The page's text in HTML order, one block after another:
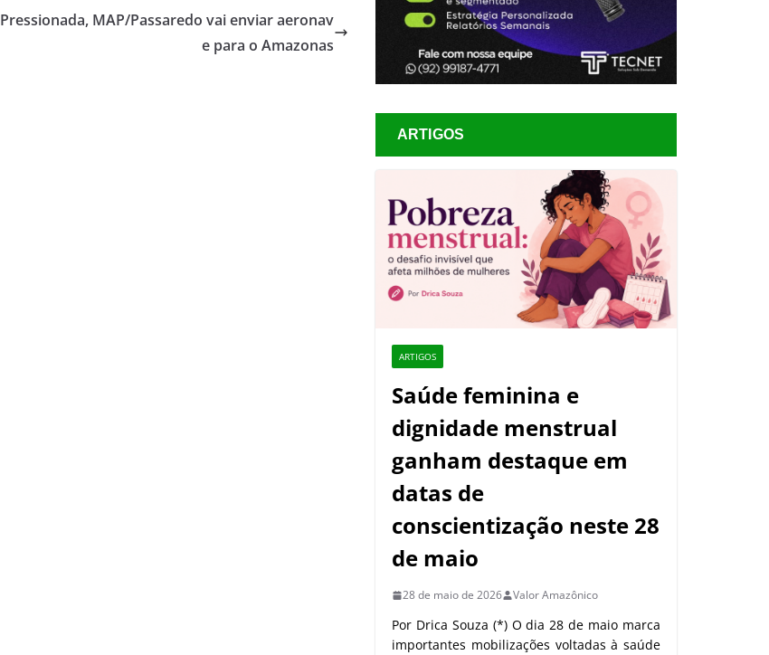
Pressionada, MAP/Passaredo vai enviar aeronav
e para o Amazonas
ARTIGOS
ARTIGOS
Saúde feminina e
dignidade menstrual
ganham destaque em
datas de
conscientização neste 28
de maio
28 de maio de 2026 Valor Amazônico
Por Drica Souza (*) O dia 28 de maio marca
importantes mobilizações voltadas à saúde